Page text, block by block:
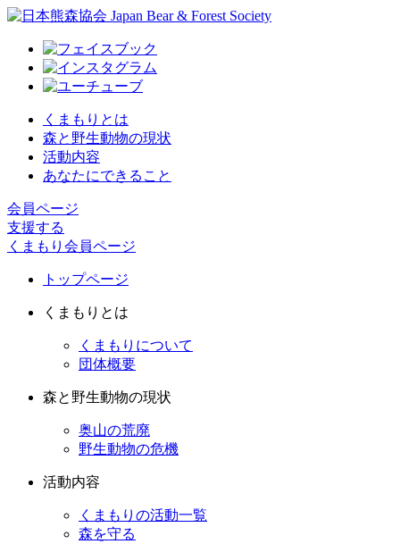
くまもりとは
森と野生動物の現状
活動内容
あなたにできること
会員ページ
支援する
くまもり会員ページ
トップページ
くまもりとは
くまもりについて
団体概要
森と野生動物の現状
奥山の荒廃
野生動物の危機
活動内容
くまもりの活動一覧
森を守る